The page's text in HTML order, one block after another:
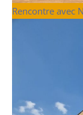
Rencontre avec